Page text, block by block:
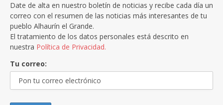
Date de alta en nuestro boletín de noticias y recibe cada día un
correo con el resumen de las noticias más interesantes de tu
pueblo Alhaurín el Grande.
El tratamiento de los datos personales está descrito en
nuestra Política de Privacidad.
Tu correo: